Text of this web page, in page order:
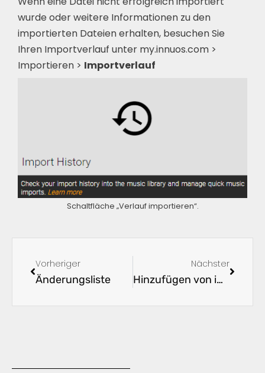
wurde oder weitere Informationen zu den
importierten Dateien erhalten, besuchen Sie
Ihren Importverlauf unter my.innuos.com >
Importieren > Importverlauf
Schaltfläche „Verlauf importieren“.
Vorheriger
Änderungsliste
Nächster
Hinzufügen von im Netzwerk freigegebenen Ordnern zur Musikbibliothek (innuOS 1.x)